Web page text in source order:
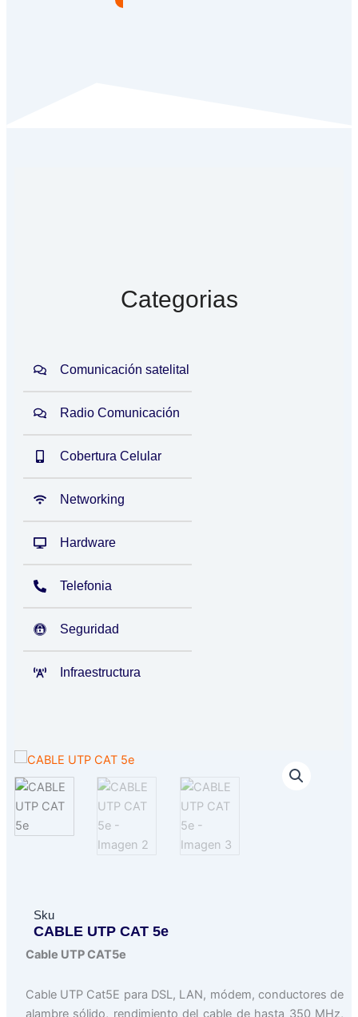
Categorias
Comunicación satelital
Radio Comunicación
Cobertura Celular
Networking
Hardware
Telefonia
Seguridad
Infraestructura
Sku
CABLE UTP CAT 5e
Cable UTP CAT5e
Cable UTP Cat5E para DSL, LAN, módem, conductores de
alambre sólido, rendimiento del cable de hasta 350 MHz,